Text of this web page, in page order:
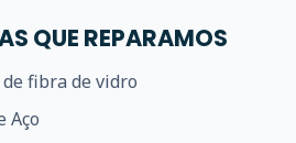
QUE REPARAMOS
fibra de vidro
Aço